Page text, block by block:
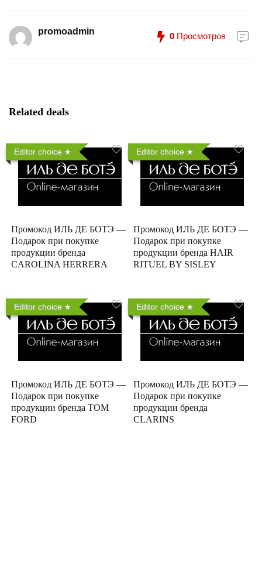
promoadmin 0 Просмотров
Related deals
Editor choice
Промокод ИЛЬ ДЕ БОТЭ —
Подарок при покупке
продукции бренда
CAROLINA HERRERA
Editor choice
Промокод ИЛЬ ДЕ БОТЭ —
Подарок при покупке
продукции бренда HAIR
RITUEL BY SISLEY
Editor choice
Промокод ИЛЬ ДЕ БОТЭ —
Подарок при покупке
продукции бренда TOM
FORD
Editor choice
Промокод ИЛЬ ДЕ БОТЭ —
Подарок при покупке
продукции бренда
CLARINS